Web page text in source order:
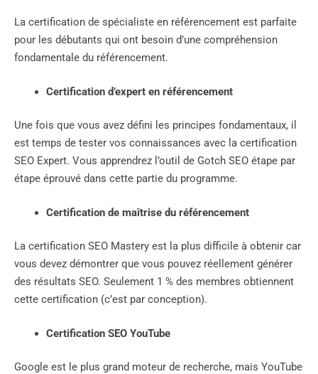
La certification de spécialiste en référencement est parfaite
pour les débutants qui ont besoin d’une compréhension
fondamentale du référencement.
Certification d’expert en référencement
Une fois que vous avez défini les principes fondamentaux, il
est temps de tester vos connaissances avec la certification
SEO Expert. Vous apprendrez l’outil de Gotch SEO étape par
étape éprouvé dans cette partie du programme.
Certification de maîtrise du référencement
La certification SEO Mastery est la plus difficile à obtenir car
vous devez démontrer que vous pouvez réellement générer
des résultats SEO. Seulement 1 % des membres obtiennent
cette certification (c’est par conception).
Certification SEO YouTube
Google est le plus grand moteur de recherche, mais YouTube